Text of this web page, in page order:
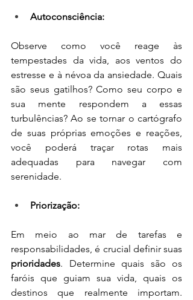
Autoconsciência:
Observe como você reage às
tempestades da vida, aos ventos do
estresse e à névoa da ansiedade. Quais
são seus gatilhos? Como seu corpo e
sua mente respondem a essas
turbulências? Ao se tornar o cartógrafo
de suas próprias emoções e reações,
você poderá traçar rotas mais
adequadas para navegar com
serenidade.
Priorização:
Em meio ao mar de tarefas e
prioridades. Determine quais são os
faróis que guiam sua vida, quais os
destinos que realmente importam.